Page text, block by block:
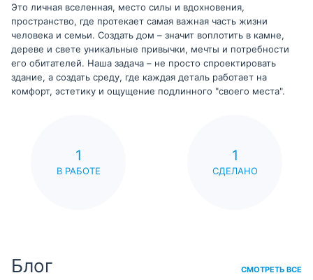
Это личная вселенная, место силы и вдохновения,
пространство, где протекает самая важная часть жизни
человека и семьи. Создать дом – значит воплотить в камне,
дереве и свете уникальные привычки, мечты и потребности
его обитателей. Наша задача – не просто спроектировать
здание, а создать среду, где каждая деталь работает на
комфорт, эстетику и ощущение подлинного "своего места".
1
В РАБОТЕ
1
СДЕЛАНО
Блог СМОТРЕТЬ ВСЕ